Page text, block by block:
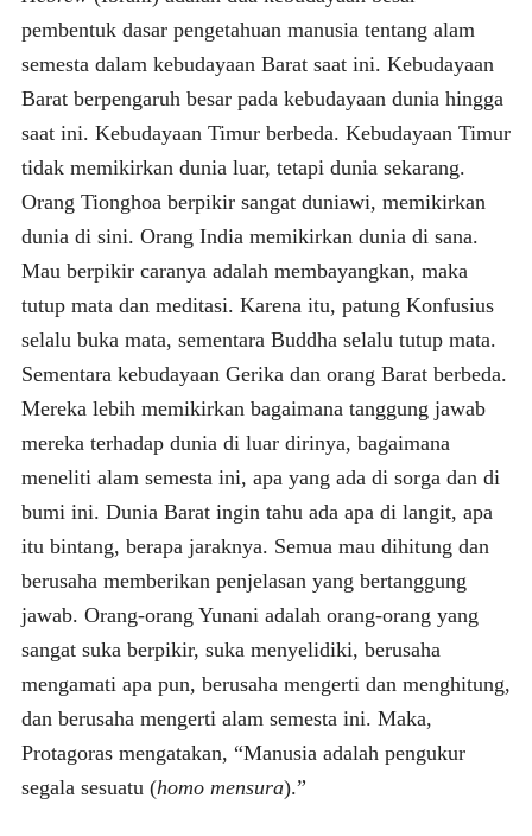
pembentuk dasar pengetahuan manusia tentang alam
semesta dalam kebudayaan Barat saat ini. Kebudayaan
Barat berpengaruh besar pada kebudayaan dunia hingga
saat ini. Kebudayaan Timur berbeda. Kebudayaan Timur
tidak memikirkan dunia luar, tetapi dunia sekarang.
Orang Tionghoa berpikir sangat duniawi, memikirkan
dunia di sini. Orang India memikirkan dunia di sana.
Mau berpikir caranya adalah membayangkan, maka
tutup mata dan meditasi. Karena itu, patung Konfusius
selalu buka mata, sementara Buddha selalu tutup mata.
Sementara kebudayaan Gerika dan orang Barat berbeda.
Mereka lebih memikirkan bagaimana tanggung jawab
mereka terhadap dunia di luar dirinya, bagaimana
meneliti alam semesta ini, apa yang ada di sorga dan di
bumi ini. Dunia Barat ingin tahu ada apa di langit, apa
itu bintang, berapa jaraknya. Semua mau dihitung dan
berusaha memberikan penjelasan yang bertanggung
jawab. Orang-orang Yunani adalah orang-orang yang
sangat suka berpikir, suka menyelidiki, berusaha
mengamati apa pun, berusaha mengerti dan menghitung,
dan berusaha mengerti alam semesta ini. Maka,
Protagoras mengatakan, “Manusia adalah pengukur
segala sesuatu (homo mensura).”